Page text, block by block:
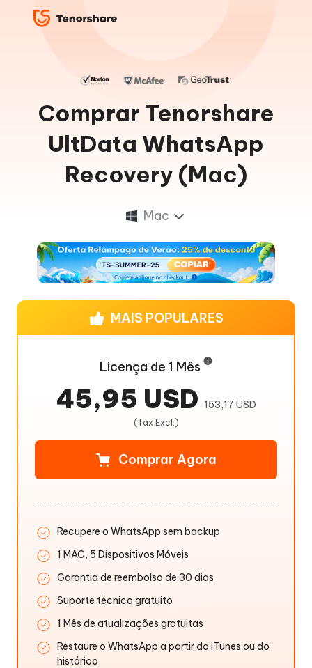
Comprar Tenorshare
UltData WhatsApp
Recovery (Mac)
Mac
MAIS POPULARES
Licença de 1 Mês
45,95 USD153,17 USD
(Tax Excl.)
Comprar Agora
Recupere o WhatsApp sem backup
1 MAC, 5 Dispositivos Móveis
Garantia de reembolso de 30 dias
Suporte técnico gratuito
1 Mês de atualizações gratuitas
Restaure o WhatsApp a partir do iTunes ou do
histórico